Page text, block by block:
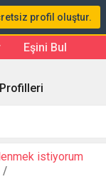
profil oluştur.
Eşini Bul
istiyorum
/